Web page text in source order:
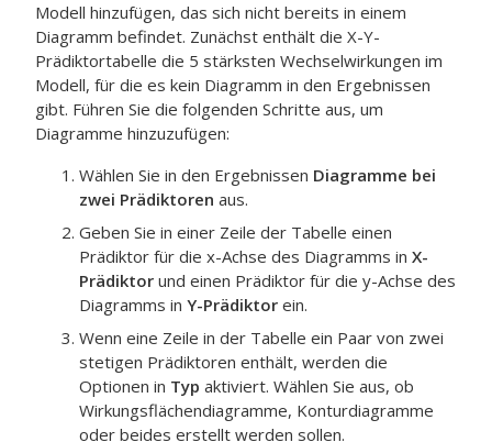
Modell hinzufügen, das sich nicht bereits in einem
Diagramm befindet. Zunächst enthält die X-Y-
Prädiktortabelle die 5 stärksten Wechselwirkungen im
Modell, für die es kein Diagramm in den Ergebnissen
gibt. Führen Sie die folgenden Schritte aus, um
Diagramme hinzuzufügen:
Wählen Sie in den Ergebnissen Diagramme bei
zwei Prädiktoren aus.
Geben Sie in einer Zeile der Tabelle einen
Prädiktor für die x-Achse des Diagramms in X-
Prädiktor und einen Prädiktor für die y-Achse des
Diagramms in Y-Prädiktor ein.
Wenn eine Zeile in der Tabelle ein Paar von zwei
stetigen Prädiktoren enthält, werden die
Optionen in Typ aktiviert. Wählen Sie aus, ob
Wirkungsflächendiagramme, Konturdiagramme
oder beides erstellt werden sollen.